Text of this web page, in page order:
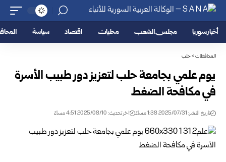
أخبار سوريا مجلس الشعب محليات اقتصاد سياسة
المحافظات>حلب
يوم علمي بجامعة حلب لتعزيز دور طبيب الأسرة
في مكافحة الضغط
تاريخ النشر: 2025/07/31 1:38 مساءً اخر تحديث: 2025/08/10 4:51 مساءً